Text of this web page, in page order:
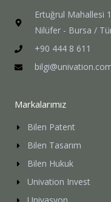
Ertuğrul Mahallesi
Nilüfer - Bursa /
+90 444 8 611
Markalarımız
Bilen Patent
Bilen Tasarım
Bilen Hukuk
Univation Invest